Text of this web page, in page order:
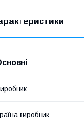
виробник